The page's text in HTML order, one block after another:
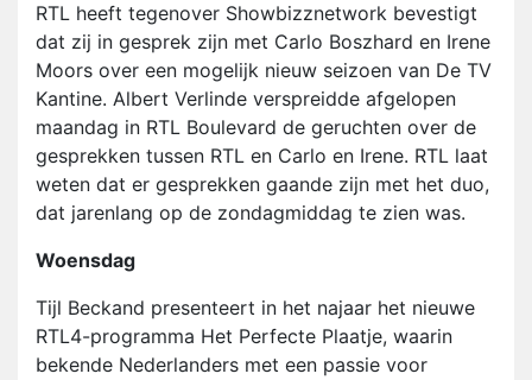
RTL heeft tegenover Showbizznetwork bevestigt
dat zij in gesprek zijn met Carlo Boszhard en Irene
Moors over een mogelijk nieuw seizoen van De TV
Kantine. Albert Verlinde verspreidde afgelopen
maandag in RTL Boulevard de geruchten over de
gesprekken tussen RTL en Carlo en Irene. RTL laat
weten dat er gesprekken gaande zijn met het duo,
dat jarenlang op de zondagmiddag te zien was.
Woensdag
Tijl Beckand presenteert in het najaar het nieuwe
RTL4-programma Het Perfecte Plaatje, waarin
bekende Nederlanders met een passie voor